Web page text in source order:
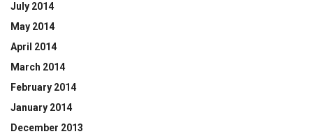
July 2014
May 2014
April 2014
March 2014
February 2014
January 2014
December 2013